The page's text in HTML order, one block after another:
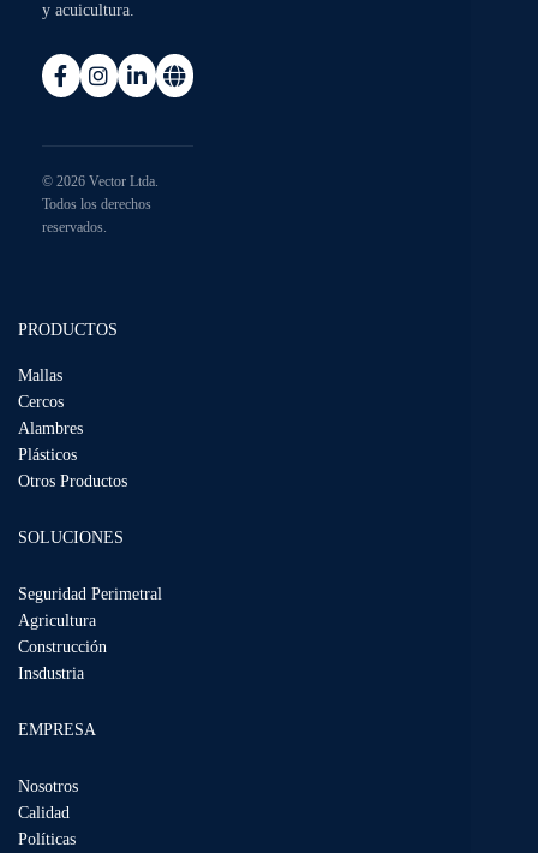
y acuicultura.
© 2026 Vector Ltda.
Todos los derechos
reservados.
PRODUCTOS
Mallas
Cercos
Alambres
Plásticos
Otros Productos
SOLUCIONES
Seguridad Perimetral
Agricultura
Construcción
Insdustria
EMPRESA
Nosotros
Calidad
Políticas